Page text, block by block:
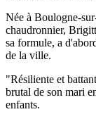
Née à Boulogne-
chaudronnier,
sa formule, a
de la ville.
"Résiliente et
brutal de son mari
enfants.